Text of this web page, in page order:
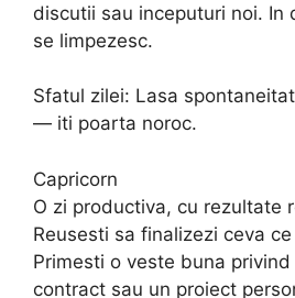
discutii sau inceputuri noi. In
se limpezesc.
Sfatul zilei: Lasa
— iti poarta noroc.
Capricorn
O zi productiva, cu rezultate
Reusesti sa finalizezi ceva
Primesti o veste buna
contract sau un proiect